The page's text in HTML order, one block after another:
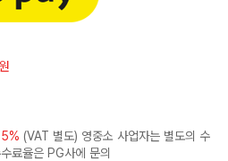
(VAT 별도) 영중소 사업자는 별도의 수
료율은 PG사에 문의